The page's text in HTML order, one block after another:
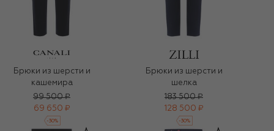
Брюки из шерсти и
кашемира
99 500 ₽
69 650 ₽
-30%
Брюки из шерсти и
шелка
183 500 ₽
128 500 ₽
-30%